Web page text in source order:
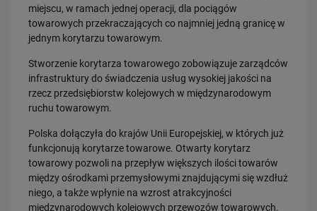
miejscu, w ramach jednej operacji, dla pociągów
towarowych przekraczających co najmniej jedną granicę w
jednym korytarzu towarowym.
Stworzenie korytarza towarowego zobowiązuje zarządców
infrastruktury do świadczenia usług wysokiej jakości na
rzecz przedsiębiorstw kolejowych w międzynarodowym
ruchu towarowym.
Polska dołączyła do krajów Unii Europejskiej, w których już
funkcjonują korytarze towarowe. Otwarty korytarz
towarowy pozwoli na przepływ większych ilości towarów
między ośrodkami przemysłowymi znajdującymi się wzdłuż
niego, a także wpłynie na wzrost atrakcyjności
międzynarodowych kolejowych przewozów towarowych.
PRZECZYTAJ
30.07.2026
Nowy wiadukt w Żorach otwarty. Bezpieczniejsze przejazdy,
sprawniejsza…
PRZECZYTAJ